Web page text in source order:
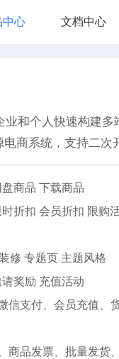
中心 文档中心
和个人快速构建多
商系统，支持二次
商品 下载商品
折扣 会员折扣 限购
修 专题页 主题风格
奖励 充值活动
信支付、会员充值、
商品发票、批量发货